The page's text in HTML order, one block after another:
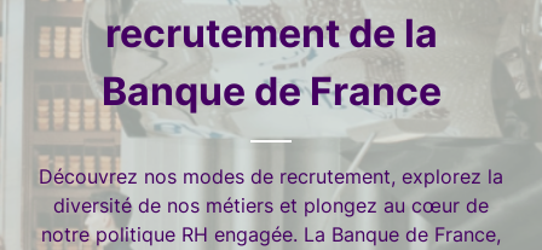
recrutement de la
Banque de France
Découvrez nos modes de recrutement, explorez la
diversité de nos métiers et plongez au cœur de
notre politique RH engagée. La Banque de France,